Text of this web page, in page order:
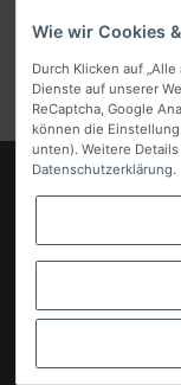
Gesetzliche
Wie wir Cookies
Durch Klicken auf
Dienste auf unserer
ReCaptcha, Google
können die
unten). Weitere
Datenschutzerklärung.